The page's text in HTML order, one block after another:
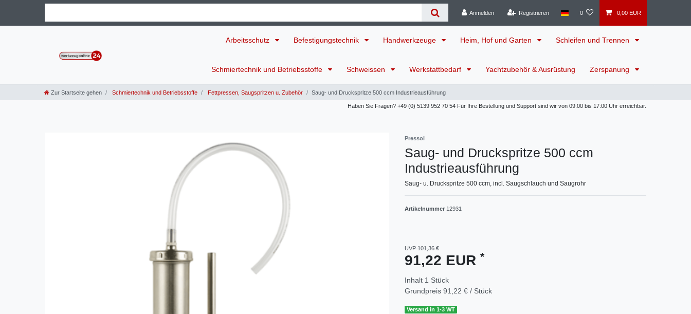
Anmelden Registrieren 0 0,00 EUR
Arbeitsschutz Befestigungstechnik Handwerkzeuge Heim, Hof und Garten Schleifen und Trennen
Schmiertechnik und Betriebsstoffe Schweissen Werkstattbedarf Yachtzubehör & Ausrüstung Zerspanung
Zur Startseite gehen Schmiertechnik und Betriebsstoffe Fettpressen, Saugspritzen u. Zubehör Saug- und Druckspritze 500 ccm Industrieausführung
Haben Sie Fragen? +49 (0) 5139 952 70 54 Für Ihre Bestellung und Support sind wir von 09:00 bis 17:00 Uhr erreichbar.
Pressol
Saug- und Druckspritze 500 ccm
Industrieausführung
Saug- u. Druckspritze 500 ccm, incl. Saugschlauch und Saugrohr
Artikelnummer 12931
UVP 101,36 €
91,22 EUR *
Inhalt 1 Stück
Grundpreis 91,22 € / Stück
Versand in 1-3 WT